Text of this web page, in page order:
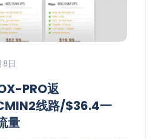
日
PRO返
线路/$36.4一
量